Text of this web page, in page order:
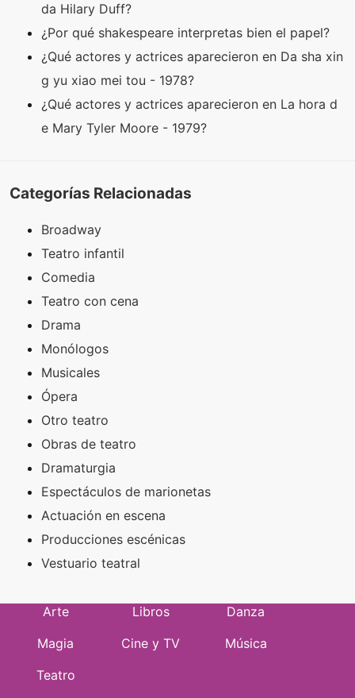
da Hilary Duff?
¿Por qué shakespeare interpretas bien el papel?
¿Qué actores y actrices aparecieron en Da sha xin
g yu xiao mei tou - 1978?
¿Qué actores y actrices aparecieron en La hora d
e Mary Tyler Moore - 1979?
Categorías Relacionadas
Broadway
Teatro infantil
Comedia
Teatro con cena
Drama
Monólogos
Musicales
Ópera
Otro teatro
Obras de teatro
Dramaturgia
Espectáculos de marionetas
Actuación en escena
Producciones escénicas
Vestuario teatral
Arte Libros
Danza
Magia
Cine y TV
Música
Teatro